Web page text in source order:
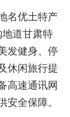
名优土特产
道甘肃特
发健身、停
休闲旅行提
高速通讯网
安全保障。